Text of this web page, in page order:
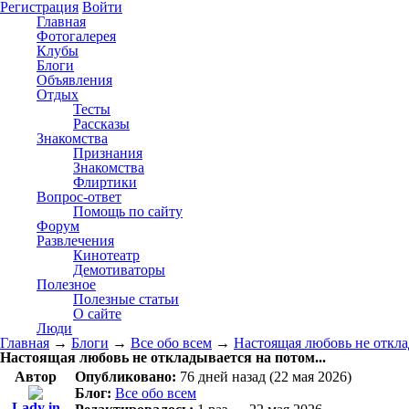
Регистрация Войти
Главная
Фотогалерея
Клубы
Блоги
Объявления
Отдых
Тесты
Рассказы
Знакомства
Признания
Знакомства
Флиртики
Вопрос-ответ
Помощь по сайту
Форум
Развлечения
Кинотеатр
Демотиваторы
Полезное
Полезные статьи
О сайте
Люди
Главная → Блоги → Все обо всем → Настоящая любовь не
Настоящая любовь не откладывается на потом...
Автор
Опубликовано: 76 дней назад (22 мая 2026)
Блог: Все обо всем